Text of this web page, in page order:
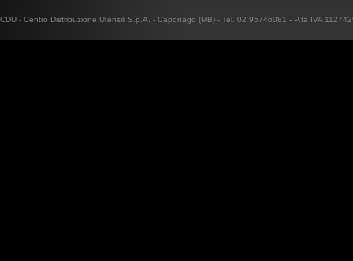
CDU - Centro Distribuzione Utensili S.p.A. - Caponago (MB) - Tel. 02 95746081 - P.ta IVA